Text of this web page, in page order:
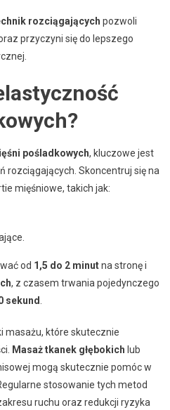
rozciągających pozwoli
przyczyni się do lepszego
pośladkowych, kluczowe jest
rozciągających. Skoncentruj się na
mięśniowe, takich jak:
od 1,5 do 2 minutna stronę i
, z czasem trwania pojedynczego
sekund
masażu, które skutecznie
Masaż tkanek głębokich lub
mogą skutecznie pomóc w
stosowanie tych metod
ruchu oraz redukcji ryzyka